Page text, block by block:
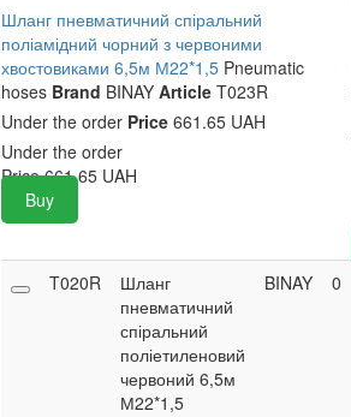
Шланг пневматичний спіральний
поліамідний чорний з червоними
хвостовиками 6,5м М22*1,5 Pneumatic
hoses Brand BINAY ArticleT023R
Under the order Price661.65 UAH
Under the order
Price 661.65 UAH
Buy
T020R
Шланг
пневматичний
спіральний
поліетиленовий
червоний 6,5м
М22*1,5
BINAY 0